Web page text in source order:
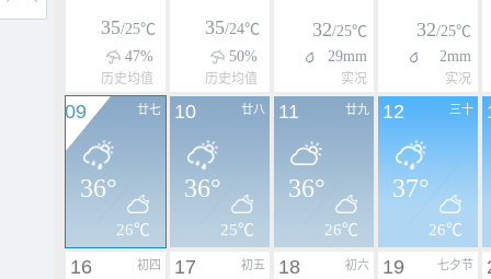
35/25℃
47%
历史均值
35/24℃
50%
历史均值
32/25℃
29mm
实况
32/25℃
2mm
实况
廿七
09
36°
26℃
廿八
10
36°
25℃
廿九
11
36°
26℃
三十
12
37°
26℃
初四
16 初五
17 初六
18 七夕节
19